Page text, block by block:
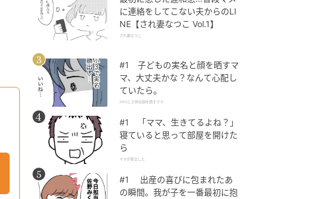
に連絡をしてこない夫からのLI
NE【され妻なつこ Vol.1】
され妻なつこ
#1 子どもの実名と顔を晒すマ
マ、大丈夫かな？なんて心配し
ていたら。
SNSに子供の顔を晒すママ
#1 「ママ、生きてるよね？」
寝ていると思って部屋を開けた
ら
ママが家出した
#1 出産の喜びに包まれたあ
の瞬間。我が子を一番最初に抱